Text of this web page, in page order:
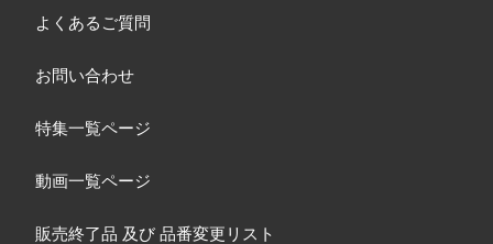
よくあるご質問
お問い合わせ
特集一覧ページ
動画一覧ページ
販売終了品 及び品番変更リスト